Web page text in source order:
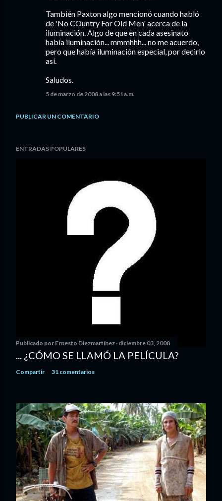
También Paxton algo mencionó cuando habló
de 'No COuntry For Old Men' acerca de la
iluminación. Algo de que en cada asesinato
había iluminación... mmmhhh... no me acuerdo,
pero que había iluminación especial, por decirlo
así.
Saludos.
5 de marzo de 2008 a las 9:51 a.m.
PUBLICAR UN COMENTARIO
ENTRADAS POPULARES
Publicado por Ernesto Diezmartínez diciembre 03, 2008
... ¿CÓMO SE LLAMÓ LA PELÍCULA?
Compartir 31 comentarios